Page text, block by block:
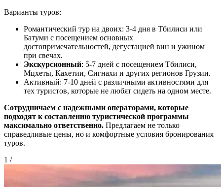
Варианты туров:
Романтический тур на двоих: 3-4 дня в Тбилиси или
Батуми с посещением основных
достопримечательностей, дегустацией вин и ужином
при свечах.
Экскурсионный: 5-7 дней с посещением Тбилиси,
Мцхеты, Кахетии, Сигнахи и других регионов Грузии.
Активный: 7-10 дней с различными активностями для
тех туристов, которые не любят сидеть на одном месте.
Сотрудничаем с надежными операторами, которые
подходят к составлению туристической программы
максимально ответственно. Предлагаем не только
справедливые цены, но и комфортные условия бронирования
туров.
1 /